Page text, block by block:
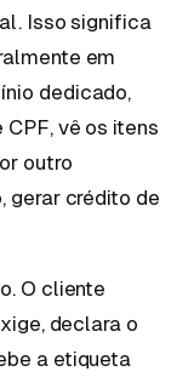
Isso significa
em
dedicado,
vê os itens
outro
gerar crédito de
O cliente
declara o
a etiqueta